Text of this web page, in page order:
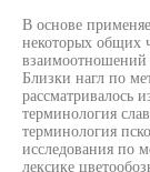
В основе
некоторых общих
взаимоотношений
Близки нагл по
рассматривалось
терминология
терминология
исследования по
лексике